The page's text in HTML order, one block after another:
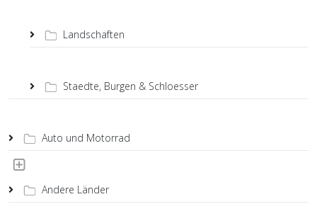
Landschaften
Staedte, Burgen & Schloesser
Auto und Motorrad
Andere Länder